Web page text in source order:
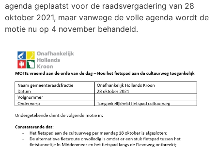
agenda geplaatst voor de raadsvergadering van 28
oktober 2021, maar vanwege de volle agenda wordt de
motie nu op 4 november behandeld.